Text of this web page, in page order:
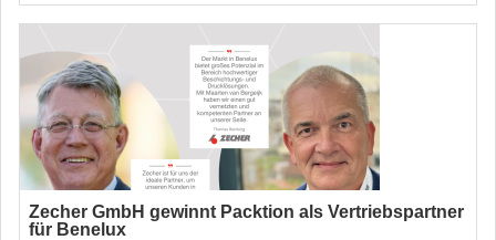
Zecher GmbH gewinnt Packtion als Vertriebspartner
für Benelux